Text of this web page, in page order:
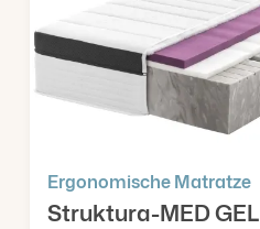
Ergonomische Matratze
Struktura-MED GEL